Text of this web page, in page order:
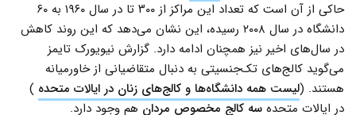
حاکی از آن است که تعداد این مراکز از ۳۰۰ تا در سال ۱۹۶۰ به ۶۰
دانشگاه در سال ۲۰۰۸ رسیده، این نشان می‌دهد که این روند کاهش
در سال‌های اخیر نیز همچنان ادامه دارد. گزارش نیویورک تایمز
می‌گوید کالج‌های تک‌جنسیتی به دنبال متقاضیانی از خاورمیانه
هستند. (لیست همه دانشگاه‌ها و کالج‌های زنان در ایالات متحده )
در ایالات متحده سه کالج مخصوص مردان هم وجود دارد.